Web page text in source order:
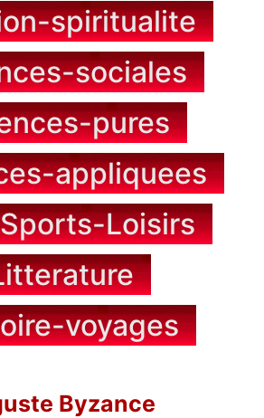
spiritualite
sociales
pures
appliquees
Loisirs
voyages
Byzance